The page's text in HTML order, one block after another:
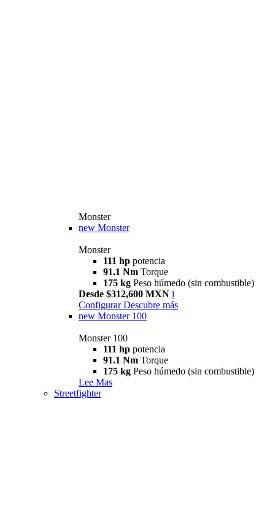
Monster
new Monster
Monster
111 hp potencia
91.1 Nm Torque
175 kg Peso húmedo (sin combustible)
Desde $312,600 MXN i
Configurar Descubre más
new Monster 100
Monster 100
111 hp potencia
91.1 Nm Torque
175 kg Peso húmedo (sin combustible)
Lee Mas
Streetfighter